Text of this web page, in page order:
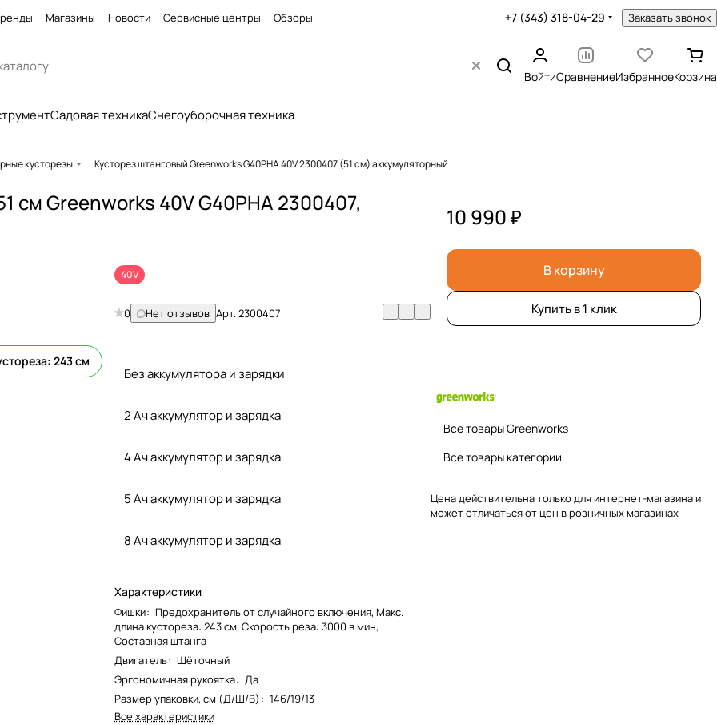
Магазины Новости Сервисные центры Обзоры +7 (343) 318-04-29 Заказать звонок
ВойтиСравнениеИзбранноеКорзина
Садовая техникаСнегоуборочная техника
кусторезы Кусторез штанговый Greenworks G40PHA 40V 2300407 (51 см) аккумуляторный
см Greenworks 40V G40PHA 2300407,
243 см
40V
0 Нет отзывов Арт.2300407
Без аккумулятора и зарядки
2 Ач аккумулятор и зарядка
4 Ач аккумулятор и зарядка
5 Ач аккумулятор и зарядка
8 Ач аккумулятор и зарядка
Характеристики
Фишки: Предохранитель от случайного включения, Макс.
длина кустореза: 243 см, Скорость реза: 3000 в мин,
Составная штанга
Двигатель: Щёточный
Эргономичная рукоятка: Да
Размер упаковки, см (Д/Ш/В) : 146/19/13
Все характеристики
10 990 ₽
В корзину
Купить в 1 клик
Все товары Greenworks
Все товары категории
Цена действительна только для интернет-магазина и
может отличаться от цен в розничных магазинах